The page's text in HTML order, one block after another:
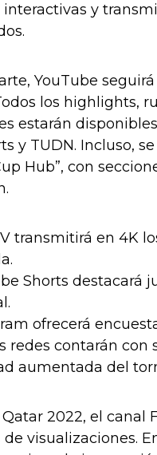
y
YouTube
los highlights,
estarán
y TUDN. Incluso,
Hub”, con
transmitirá en 4K
Shorts destacará
ofrecerá
redes contarán con
aumentada del
2022, el canal
visualizaciones.